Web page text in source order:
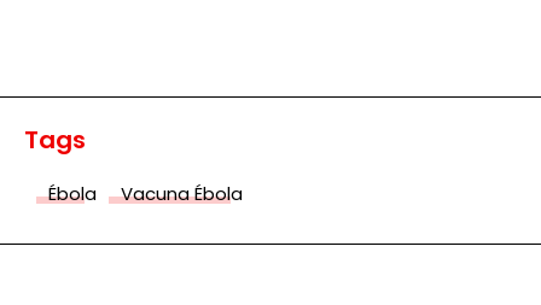
Tags
Ébola Vacuna Ébola